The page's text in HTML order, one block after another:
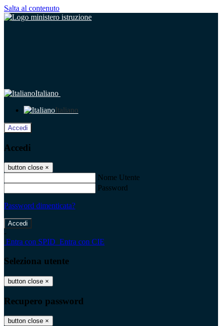
Salta al contenuto
Italiano
Italiano
Accedi
Accedi
button close ×
Nome Utente
Password
Password dimenticata?
-
Entra con SPID Entra con CIE
Seleziona utente
button close ×
Recupero password
button close ×